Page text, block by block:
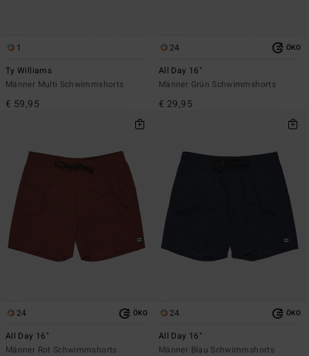
1
Ty Williams
Männer Multi Schwimmshorts
€ 59,95
24 ÖKO
All Day 16"
Männer Grün Schwimmshorts
€ 29,95
24 ÖKO
All Day 16"
Männer Rot Schwimmshorts
24 ÖKO
All Day 16"
Männer Blau Schwimmshorts